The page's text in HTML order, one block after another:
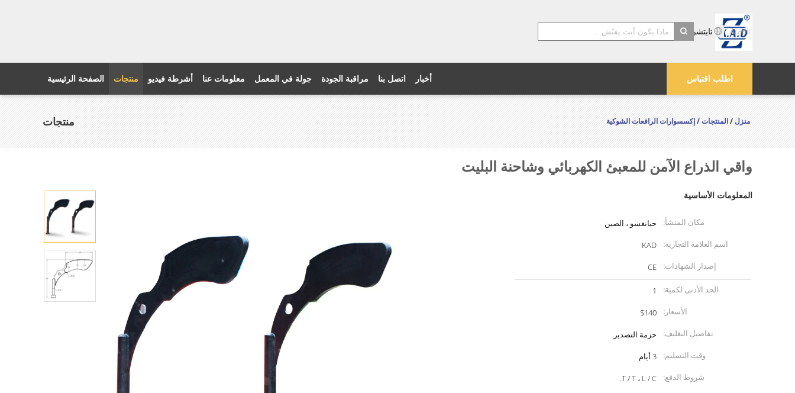
تايتشو Kayond الماكينات والشركة المحدودة
Arabic
اطلب اقتباس الصفحة الرئيسية منتجات أشرطة فيديو معلومات عنا جولة في المعمل مراقبة الجودة اتصل بنا أخبار
منتجات منزل/المنتجات/إكسسوارات الرافعات الشوكية
واقي الذراع الآمن للمعبئ الكهربائي وشاحنة البليت
المعلومات الأساسية
مكان المنشأ:
جيانغسو ، الصين
اسم العلامة التجارية:
KAD
إصدار الشهادات:
CE
الحد الأدنى لكمية:
1
الأسعار:
$140
تفاصيل التغليف:
حزمة التصدير
وقت التسليم:
3 أيام
شروط الدفع:
T / T ، L / C.